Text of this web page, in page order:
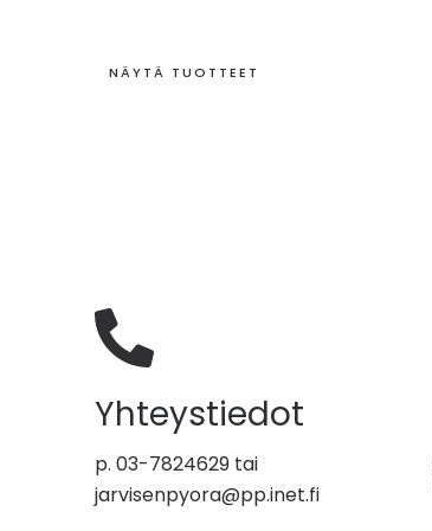
NÄYTÄ TUOTTEET
Yhteystiedot
p. 03-7824629 tai
jarvisenpyora@pp.inet.fi